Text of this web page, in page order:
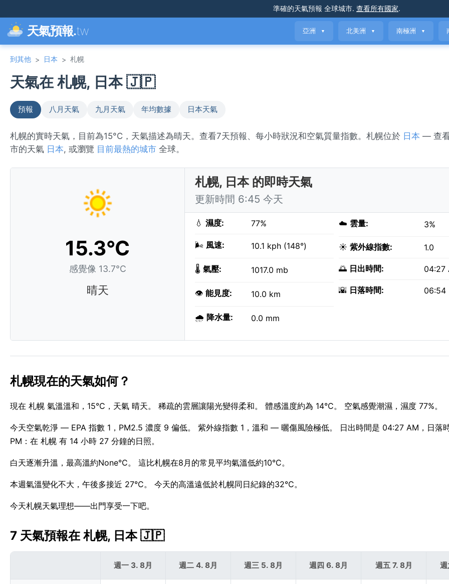
準確的天氣預報 全球城市. 查看所有國家.
天氣預報.tw 亞洲 ▼ 北美洲 ▼ 南極洲 ▼
到其他 > 日本 > 札幌
天氣在 札幌, 日本 🇯🇵
預報 八月天氣 九月天氣 年均數據 日本天氣
札幌的實時天氣，目前為15°C，天氣描述為晴天。查看7天預報、每小時狀況和空氣質量指數。札幌位於 日本 — 查
市的天氣 日本, 或瀏覽 目前最熱的城市 全球。
15.3°C
感覺像 13.7°C
晴天
札幌, 日本 的即時天氣
更新時間 6:45 今天
💧 濕度: 77%
🌬️ 風速: 10.1 kph (148°)
🌡️ 氣壓: 1017.0 mb
👁️ 能見度: 10.0 km
🌧️ 降水量: 0.0 mm
☁️ 雲量: 3%
☀️ 紫外線指數: 1.0
🌅 日出時間: 04:27
🌇 日落時間: 06:54
札幌現在的天氣如何？
現在 札幌 氣溫溫和，15°C，天氣 晴天。 稀疏的雲層讓陽光變得柔和。 體感溫度約為 14°C。 空氣感覺潮濕，濕度 77%。
今天空氣乾淨 — EPA 指數 1，PM2.5 濃度 9 偏低。 紫外線指數 1，溫和 — 曬傷風險極低。 日出時間是 04:27 AM，日落
PM：在 札幌 有 14 小時 27 分鐘的日照。
白天逐漸升溫，最高溫約None°C。 這比札幌在8月的常見平均氣溫低約10°C。
本週氣溫變化不大，午後多接近 27°C。 今天的高溫遠低於札幌同日紀錄的32°C。
今天札幌天氣理想——出門享受一下吧。
7 天氣預報在 札幌, 日本 🇯🇵
週一 3. 8月 週二 4. 8月 週三 5. 8月 週四 6. 8月 週五 7. 8月